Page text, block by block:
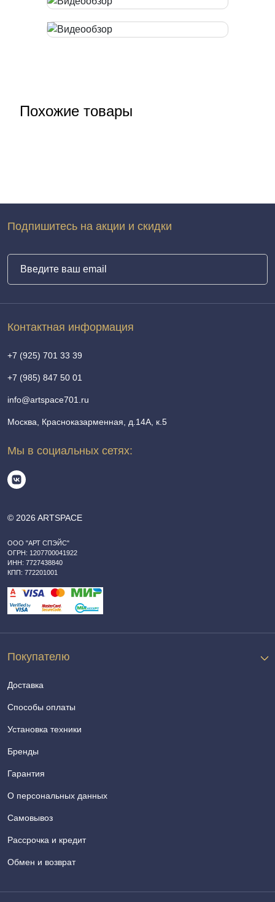
Похожие товары
© 2026 ARTSPACE
ООО "АРТ СПЭЙС"
ОГРН: 1207700041922
ИНН: 7727438840
КПП: 772201001
Покупателю
Доставка
Способы оплаты
Установка техники
Бренды
Гарантия
О персональных данных
Самовывоз
Рассрочка и кредит
Обмен и возврат
Контактная информация
+7 (925) 701 33 39
+7 (985) 847 50 01
info@artspace701.ru
Москва, Красноказарменная, д.14А, к.5
Мы в социальных сетях:
Подпишитесь на акции и скидки